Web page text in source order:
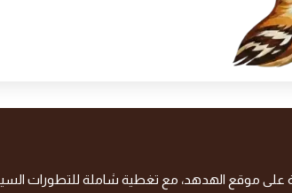
على موقع الهدهد، مع تغطية شاملة للتطورات